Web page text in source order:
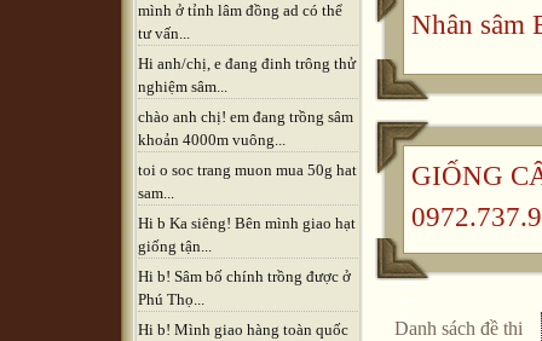
mình ở tỉnh lâm đồng ad có thể
tư vấn...
Hi anh/chị, e đang đinh trông thử
nghiệm sâm...
chào anh chị! em đang trồng sâm
khoản 4000m vuông...
toi o soc trang muon mua 50g hat
sam...
Hi b Ka siêng! Bên mình giao hạt
giống tận...
Hi b! Sâm bố chính trồng được ở
Phú Thọ...
Hi b! Mình giao hàng toàn quốc
Nhân sâm
GIỐNG
Danh sách đề thi